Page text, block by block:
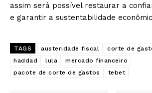
assim será possível restaurar a
e garantir a sustentabilidade
TAGS austeridade fiscal corte de
haddad
lula
mercado financeiro
pacote de corte de gastos
tebet